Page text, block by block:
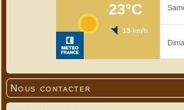
Nous contacter